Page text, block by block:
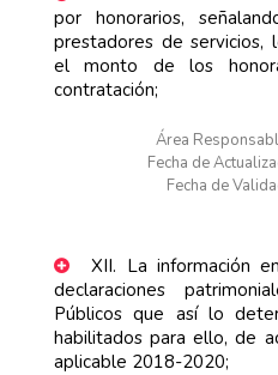
por honorarios,
prestadores de servicios,
el monto de los
contratación;
Área
Fecha de
Fecha de
XII. La información
declaraciones
Públicos que así lo
habilitados para ello, de
aplicable 2018-2020;